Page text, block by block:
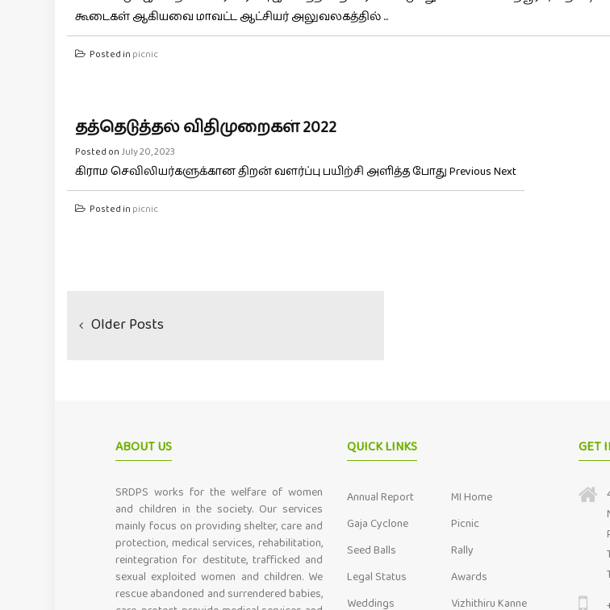
கூடைகள் ஆகியவை மாவட்ட ஆட்சியர் அலுவலகத்தில் ...
Posted in picnic
தத்தெடுத்தல் விதிமுறைகள் 2022
Posted on July 20, 2023
கிராம செவிலியர்களுக்கான திறன் வளர்ப்பு பயிற்சி அளித்த போது Previous Next
Posted in picnic
navigation
Older Posts
ABOUT US
SRDPS works for the welfare of women
and children in the society. Our services
mainly focus on providing shelter, care and
protection, medical services, rehabilitation,
reintegration for destitute, trafficked and
sexual exploited women and children. We
rescue abandoned and surrendered babies,
QUICK LINKS
Annual Report
MI Home
Gaja Cyclone
Picnic
Seed Balls
Rally
Legal Status
Awards
Weddings
Vizhithiru Kanne
GET